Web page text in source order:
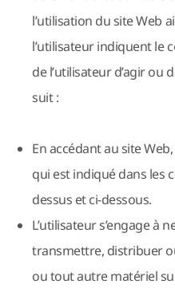
l’utilisation du site Web
l’utilisateur indiquent le
de l’utilisateur d’agir ou
suit :
En accédant au site
qui est indiqué dans les
dessus et ci-dessous.
L’utilisateur s’engage à
transmettre, distribuer
ou tout autre matériel